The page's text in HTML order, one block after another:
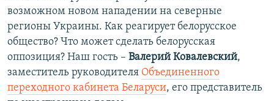
возможном новом нападении на северные
регионы Украины. Как реагирует белорусское
общество? Что может сделать белорусская
оппозиция? Наш гость – Валерий Ковалевский,
заместитель руководителя Объединенного
переходного кабинета Беларуси, его представитель